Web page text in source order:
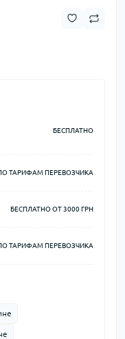
БЕСПЛАТНО
ТАРИФАМ ПЕРЕВОЗЧИКА
БЕСПЛАТНО ОТ 3000 ГРН
ТАРИФАМ ПЕРЕВОЗЧИКА